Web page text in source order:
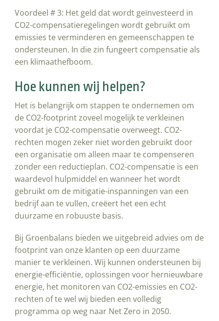
Voordeel # 3: Het geld dat wordt geïnvesteerd in
CO2-compensatieregelingen wordt gebruikt om
emissies te verminderen en gemeenschappen te
ondersteunen. In die zin fungeert compensatie als
een klimaathefboom.
Hoe kunnen wij helpen?
Het is belangrijk om stappen te ondernemen om
de CO2-footprint zoveel mogelijk te verkleinen
voordat je CO2-compensatie overweegt. CO2-
rechten mogen zeker niet worden gebruikt door
een organisatie om alleen maar te compenseren
zonder een reductieplan. CO2-compensatie is een
waardevol hulpmiddel en wanneer het wordt
gebruikt om de mitigatie-inspanningen van een
bedrijf aan te vullen, creëert het een echt
duurzame en robuuste basis.
Bij Groenbalans bieden we uitgebreid advies om de
footprint van onze klanten op een duurzame
manier te verkleinen. Wij kunnen ondersteunen bij
energie-efficiëntie, oplossingen voor hernieuwbare
energie, het monitoren van CO2-emissies en CO2-
rechten of te wel wij bieden een volledig
programma op weg naar Net Zero in 2050.